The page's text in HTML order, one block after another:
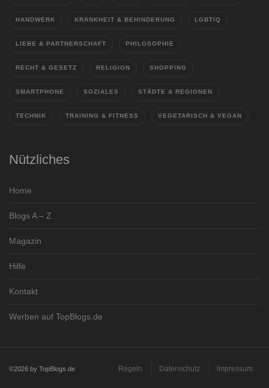
HANDWERK KRANKHEIT & BEHINDERUNG LGBTIQ
LIEBE & PARTNERSCHAFT PHILOSOPHIE
RECHT & GESETZ RELIGION SHOPPING
SMARTPHONE SOZIALES STÄDTE & REGIONEN
TECHNIK TRAINING & FITNESS VEGETARISCH & VEGAN
Nützliches
Home
Blogs A – Z
Magazin
Hilfe
Kontakt
Werben auf TopBlogs.de
©2026 by TopBlogs.de Regeln Datenschutz Impressum